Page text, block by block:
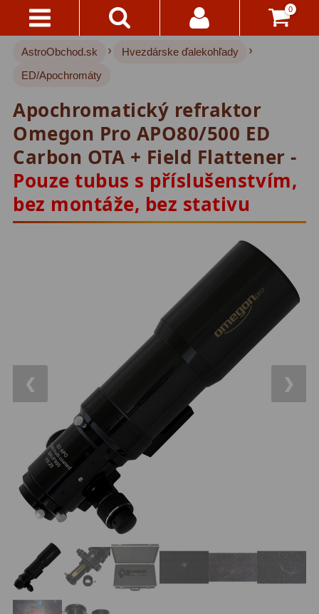
0
Kontakty
A
Platba
Všetko
O
Vrátenie
IPoradca
Objednávky
Akce!
Pre deti
Pre začiatočníkov38
Šošovkové27
Zrkadlové 45
Do 300 €
35
Okuláre454
Plössl a Super Plössl
Širokouhlé (52°-60°)
SWA (62°-78°)86
UWA (80°-98°)
XWA (100°-120°)17
AstroObchod.sk › Hvezdárske ďalekohľady ›
ED/Apochromáty
❮ ❯
Apochromatický refraktor
Omegon Pro APO80/500 ED
Carbon OTA + Field Flattener -
Pouze tubus s příslušenstvím,
bez montáže, bez stativu